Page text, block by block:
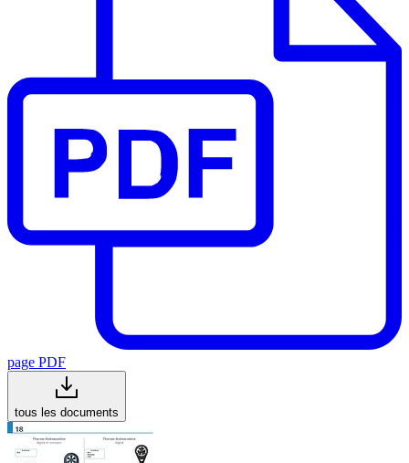
page PDF
tous les documents